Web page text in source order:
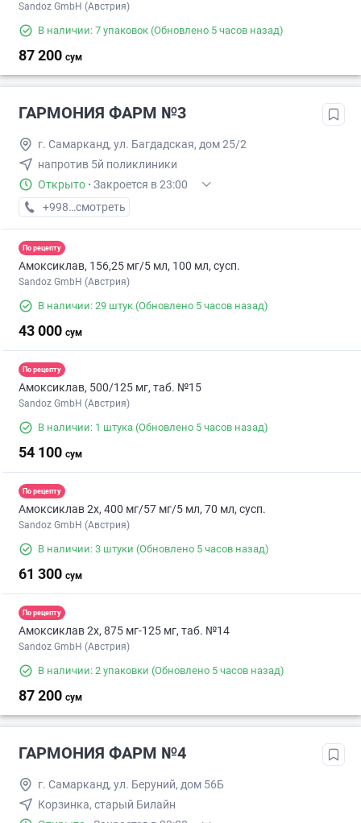
Sandoz GmbH (Австрия)
В наличии: 7 упаковок (Обновлено 5 часов назад)
87 200 сум
ГАРМОНИЯ ФАРМ №3
г. Самарканд, ул. Багдадская, дом 25/2
напротив 5й поликлиники
Открыто · Закроется в 23:00
+998 (95) XXX-XX-XX
смотреть
По рецепту
Амоксиклав, 156,25 мг/5 мл, 100 мл, сусп.
Sandoz GmbH (Австрия)
В наличии: 29 штук (Обновлено 5 часов назад)
43 000 сум
По рецепту
Амоксиклав, 500/125 мг, таб. №15
Sandoz GmbH (Австрия)
В наличии: 1 штука (Обновлено 5 часов назад)
54 100 сум
По рецепту
Амоксиклав 2х, 400 мг/57 мг/5 мл, 70 мл, сусп.
Sandoz GmbH (Австрия)
В наличии: 3 штуки (Обновлено 5 часов назад)
61 300 сум
По рецепту
Амоксиклав 2х, 875 мг-125 мг, таб. №14
Sandoz GmbH (Австрия)
В наличии: 2 упаковки (Обновлено 5 часов назад)
87 200 сум
ГАРМОНИЯ ФАРМ №4
г. Самарканд, ул. Беруний, дом 56Б
Корзинка, старый Билайн